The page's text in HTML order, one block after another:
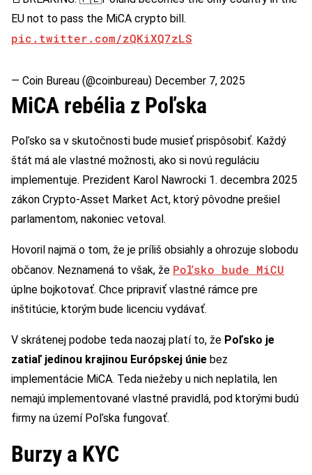
EU not to pass the MiCA crypto bill.
pic.twitter.com/zQKiXQ7zLS
— Coin Bureau (@coinbureau) December 7, 2025
MiCA rebélia z Poľska
Poľsko sa v skutočnosti bude musieť prispôsobiť. Každý
štát má ale vlastné možnosti, ako si novú reguláciu
implementuje. Prezident Karol Nawrocki 1. decembra 2025
zákon Crypto-Asset Market Act, ktorý pôvodne prešiel
parlamentom, nakoniec vetoval.
Hovoril najmä o tom, že je príliš obsiahly a ohrozuje slobodu
občanov. Neznamená to však, že Poľsko bude MiCU
úplne bojkotovať. Chce pripraviť vlastné rámce pre
inštitúcie, ktorým bude licenciu vydávať.
V skrátenej podobe teda naozaj platí to, že Poľsko je
zatiaľ jedinou krajinou Európskej únie bez
implementácie MiCA. Teda niežeby u nich neplatila, len
nemajú implementované vlastné pravidlá, pod ktorými budú
firmy na území Poľska fungovať.
Burzy a KYC